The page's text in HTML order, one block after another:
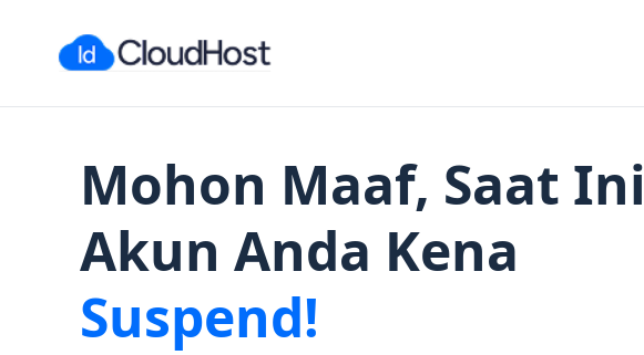
Mohon Maaf, Saat Ini
Akun Anda Kena
Suspend!